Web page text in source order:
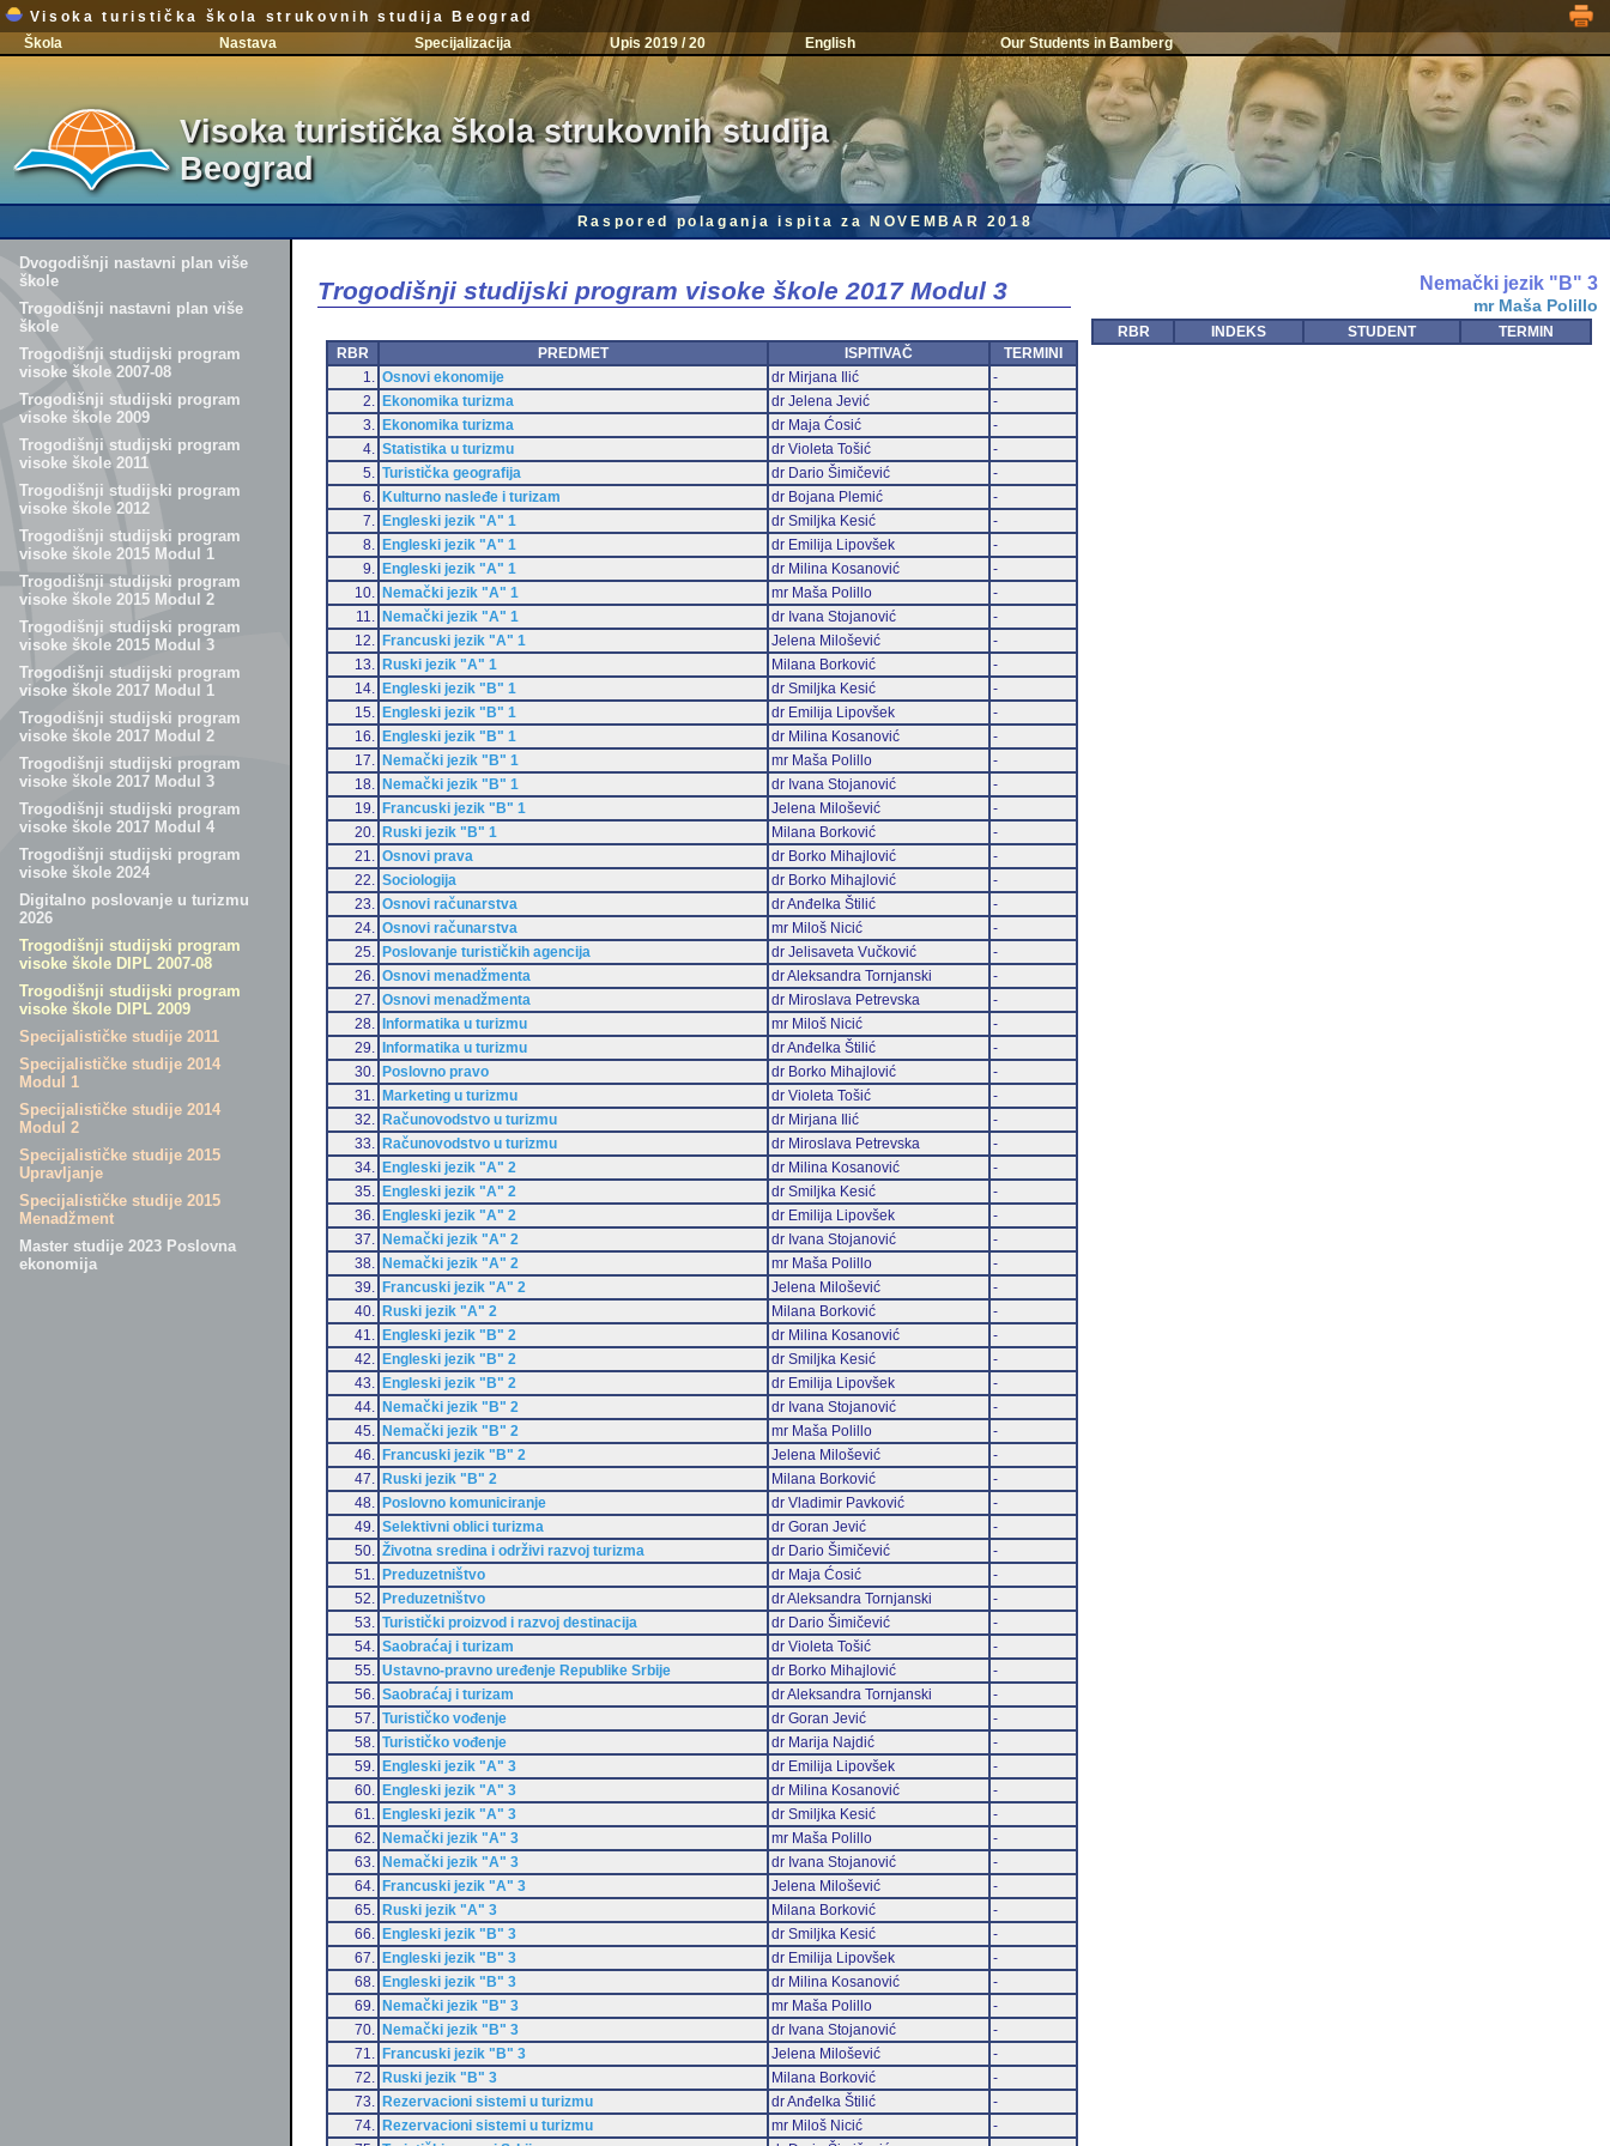
Visoka turistička škola strukovnih studija Beograd
Škola
Nastava Specijalizacija Upis 2019 / 20 English Our Students in Bamberg
Visoka turistička škola strukovnih studija
Beograd
Raspored polaganja ispita za NOVEMBAR 2018
Dvogodišnji nastavni plan više
škole
Trogodišnji nastavni plan više
škole
Trogodišnji studijski program
visoke škole 2007-08
Trogodišnji studijski program
visoke škole 2009
Trogodišnji studijski program
visoke škole 2011
Trogodišnji studijski program
visoke škole 2012
Trogodišnji studijski program
visoke škole 2015 Modul 1
Trogodišnji studijski program
visoke škole 2015 Modul 2
Trogodišnji studijski program
visoke škole 2015 Modul 3
Trogodišnji studijski program
visoke škole 2017 Modul 1
Trogodišnji studijski program
visoke škole 2017 Modul 2
Trogodišnji studijski program
visoke škole 2017 Modul 3
Trogodišnji studijski program
visoke škole 2017 Modul 4
Trogodišnji studijski program
visoke škole 2024
Digitalno poslovanje u turizmu
2026
Trogodišnji studijski program
visoke škole DIPL 2007-08
Trogodišnji studijski program
visoke škole DIPL 2009
Specijalističke studije 2011
Specijalističke studije 2014
Modul 1
Specijalističke studije 2014
Modul 2
Specijalističke studije 2015
Upravljanje
Specijalističke studije 2015
Menadžment
Master studije 2023 Poslovna
ekonomija
Trogodišnji studijski program visoke škole 2017 Modul 3
RBR PREDMET ISPITIVAČ
TERMINI
1.
Osnovi ekonomije dr Mirjana Ilić
-
2.
Ekonomika turizma dr Jelena Jević
-
3.
Ekonomika turizma dr Maja Ćosić
-
4.
Statistika u turizmu dr Violeta Tošić
-
5.
Turistička geografija dr Dario Šimičević
-
6.
Kulturno nasleđe i turizam dr Bojana Plemić
-
7.
Engleski jezik "A" 1 dr Smiljka Kesić
-
8.
Engleski jezik "A" 1 dr Emilija Lipovšek
-
9.
Engleski jezik "A" 1 dr Milina Kosanović
-
10.
Nemački jezik "A" 1 mr Maša Polillo
-
11.
Nemački jezik "A" 1 dr Ivana Stojanović
-
12.
Francuski jezik "A" 1 Jelena Milošević
-
13.
Ruski jezik "A" 1 Milana Borković
-
14.
Engleski jezik "B" 1 dr Smiljka Kesić
-
15.
Engleski jezik "B" 1 dr Emilija Lipovšek
-
16.
Engleski jezik "B" 1 dr Milina Kosanović
-
17.
Nemački jezik "B" 1 mr Maša Polillo
-
18.
Nemački jezik "B" 1 dr Ivana Stojanović
-
19.
Francuski jezik "B" 1 Jelena Milošević
-
20.
Ruski jezik "B" 1 Milana Borković
-
21.
Osnovi prava dr Borko Mihajlović
-
22.
Sociologija dr Borko Mihajlović
-
23.
Osnovi računarstva dr Anđelka Štilić
-
24.
Osnovi računarstva mr Miloš Nicić
-
25.
Poslovanje turističkih agencija dr Jelisaveta Vučković
-
26.
Osnovi menadžmenta dr Aleksandra Tornjanski
-
27.
Osnovi menadžmenta dr Miroslava Petrevska
-
28.
Informatika u turizmu mr Miloš Nicić
-
29.
Informatika u turizmu dr Anđelka Štilić
-
30.
Poslovno pravo dr Borko Mihajlović
-
31.
Marketing u turizmu dr Violeta Tošić
-
32.
Računovodstvo u turizmu dr Mirjana Ilić
-
33.
Računovodstvo u turizmu dr Miroslava Petrevska
-
34.
Engleski jezik "A" 2 dr Milina Kosanović
-
35.
Engleski jezik "A" 2 dr Smiljka Kesić
-
36.
Engleski jezik "A" 2 dr Emilija Lipovšek
-
37.
Nemački jezik "A" 2 dr Ivana Stojanović
-
38.
Nemački jezik "A" 2 mr Maša Polillo
-
39.
Francuski jezik "A" 2 Jelena Milošević
-
40.
Ruski jezik "A" 2 Milana Borković
-
41.
Engleski jezik "B" 2 dr Milina Kosanović
-
42.
Engleski jezik "B" 2 dr Smiljka Kesić
-
43.
Engleski jezik "B" 2 dr Emilija Lipovšek
-
44.
Nemački jezik "B" 2 dr Ivana Stojanović
-
45.
Nemački jezik "B" 2 mr Maša Polillo
-
46.
Francuski jezik "B" 2 Jelena Milošević
-
47.
Ruski jezik "B" 2 Milana Borković
-
48.
Poslovno komuniciranje dr Vladimir Pavković
-
49.
Selektivni oblici turizma dr Goran Jević
-
50.
Životna sredina i održivi razvoj turizma dr Dario Šimičević
-
51.
Preduzetništvo dr Maja Ćosić
-
52.
Preduzetništvo dr Aleksandra Tornjanski
-
53.
Turistički proizvod i razvoj destinacija dr Dario Šimičević
-
54.
Saobraćaj i turizam dr Violeta Tošić
-
55.
Ustavno-pravno uređenje Republike Srbije dr Borko Mihajlović
-
56.
Saobraćaj i turizam dr Aleksandra Tornjanski
-
57.
Turističko vođenje dr Goran Jević
-
58.
Turističko vođenje dr Marija Najdić
-
59.
Engleski jezik "A" 3 dr Emilija Lipovšek
-
60.
Engleski jezik "A" 3 dr Milina Kosanović
-
61.
Engleski jezik "A" 3 dr Smiljka Kesić
-
62.
Nemački jezik "A" 3 mr Maša Polillo
-
63.
Nemački jezik "A" 3 dr Ivana Stojanović
-
64.
Francuski jezik "A" 3 Jelena Milošević
-
65.
Ruski jezik "A" 3 Milana Borković
-
66.
Engleski jezik "B" 3 dr Smiljka Kesić
-
67.
Engleski jezik "B" 3 dr Emilija Lipovšek
-
68.
Engleski jezik "B" 3 dr Milina Kosanović
-
69.
Nemački jezik "B" 3 mr Maša Polillo
-
70.
Nemački jezik "B" 3 dr Ivana Stojanović
-
71.
Francuski jezik "B" 3 Jelena Milošević
-
72.
Ruski jezik "B" 3 Milana Borković
-
73.
Rezervacioni sistemi u turizmu dr Anđelka Štilić
-
74.
Rezervacioni sistemi u turizmu mr Miloš Nicić
-
Nemački jezik "B" 3
mr Maša Polillo
RBR INDEKS STUDENT TERMIN